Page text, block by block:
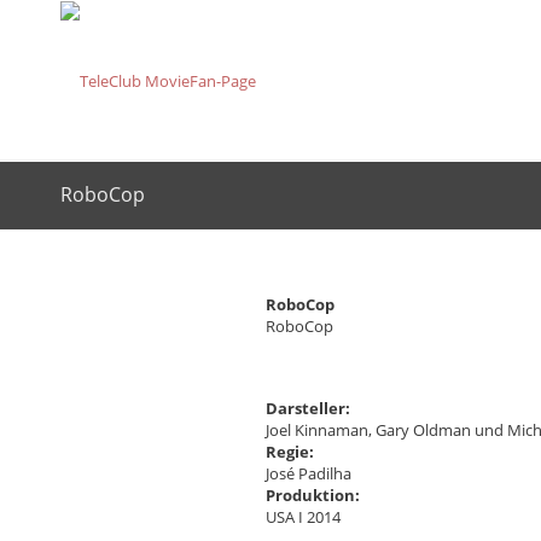
RoboCop
RoboCop
RoboCop
Darsteller:
Joel Kinnaman, Gary Oldman und
Regie:
José Padilha
Produktion:
USA I 2014